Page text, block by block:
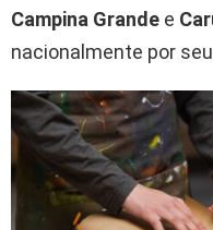
Campina Grande e
nacionalmente por